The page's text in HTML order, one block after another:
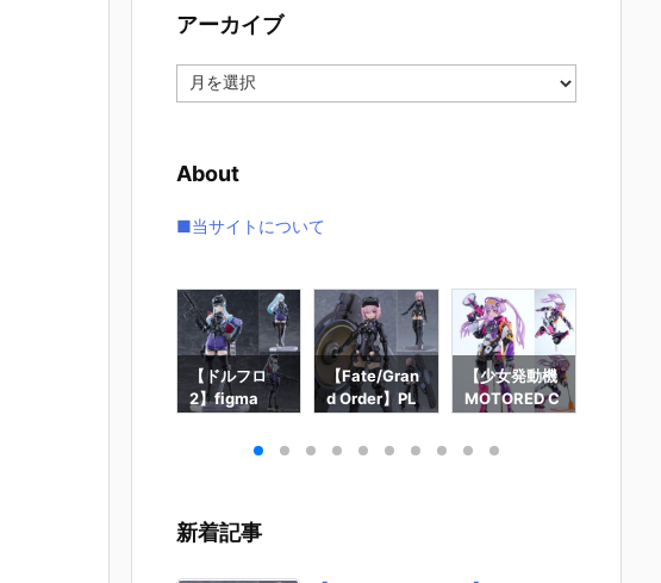
ー
アーカイブ
ー
ブ
About
■当サイトについて
【ドルフロ
2】figma
ドールズフロ
ギュア予約
【Fate/Gran
d Order】PL
『シールダー/
【少女発動機
MOTORED C
NER】『SSX
新着記事